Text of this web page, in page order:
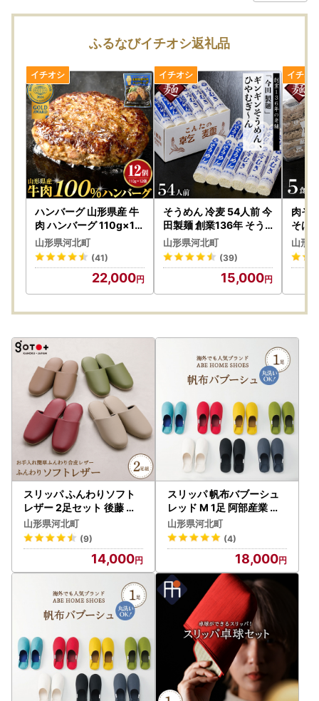
◆ワンストップ特例申請書
2025年12月31日（水）までの寄附分は2025年1月5日
（月）までに発送
◆寄附金受領証明書
2025年12月25日（木）までの寄附分は2025年12月31日
（水）までに発送
2025年12月26日（金）以降の寄附分は2026年1月中に発送
年末年始期間中のお問合せについて
【お問い合わせについて】
◆年末
2025年12月26日（金）18時まで受付
◆年始
2026年1月5日（月） 9時より受付
信以降は、1月5日（月）9時より順次対応させていただきま
返信まで数日いただく場合もございますので予めご了承くだ
さい。
お急ぎの場合は12月26日（金）18時までにお電話にてご連
絡ください。
年末年始期間中の発送について
【配送について】
2025年12月27日（土）～2026年1月4日（日）まで全ての
返礼品の発送を控えさせていただきます。
寄附者様にはご迷惑をおかけいたしますが何卒ご理解のほど
よろしくお願いいたします。
※年末年始期間中の配送は控えさせていただきますが、若干
前後する場合がございますので予めご了承ください。
※一部の提供事業者を除き、年末年始の配送は控えさせてい
ただきますが、若干前後する場合がございますので予めご了
承ください。
＝＝＝＝＝＝＝＝＝＝＝＝＝＝＝＝＝＝＝＝＝＝＝＝
◆クラウドファンディング実施中◆
・野生鳥獣類の救護所を担う山形県内唯一の動物園。70年
ふるなびイチオシ返礼品
ハンバーグ 山形県産 牛
肉 ハンバーグ 110g×12
個
山形県河北町
(41)
22,000
そうめん 冷麦 54人前 今
田製麺 創業136年 そう
めん 冷むぎ セット
山形県河北町
(39)
15,000
肉そ
そば
そば
山形
スリッパ ふんわりソフト
レザー 2足セット 後藤 ス
リッパ
山形県河北町
(9)
14,000
スリッパ 帆布バブーシュ
レッド M 1足 阿部産業 ス
リッパ
山形県河北町
(4)
18,000